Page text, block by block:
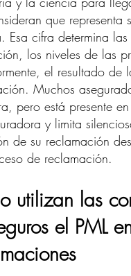
que representa
Esa cifra determina
los niveles de las
el resultado de
Muchos
pero está presente
y limita
de su reclamación
de reclamación.
utilizan las
el PML